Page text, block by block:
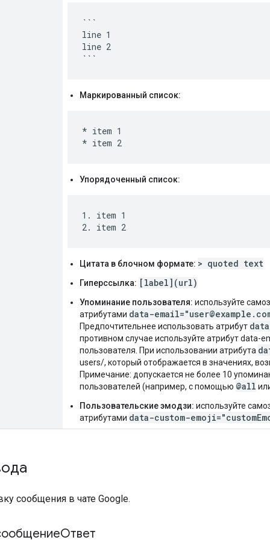
```
line 1
line 2
Маркированный список:
* item 1
Упорядоченный список:
1. item 1
Цитата в блочном формате: > quoted text
Гиперссылка: [label](url)
Упоминание пользователя: используйте
атрибутами data-
Предпочтительнее использовать атрибут
противном случае используйте атрибут data-
пользователя. При использовании атрибута
users/, который отображается в значениях,
Примечание: допускается не более 10
пользователей (например, с помощью @all
Пользовательские эмодзи: используйте
атрибутами data-custom-
сообщения в чате Google.